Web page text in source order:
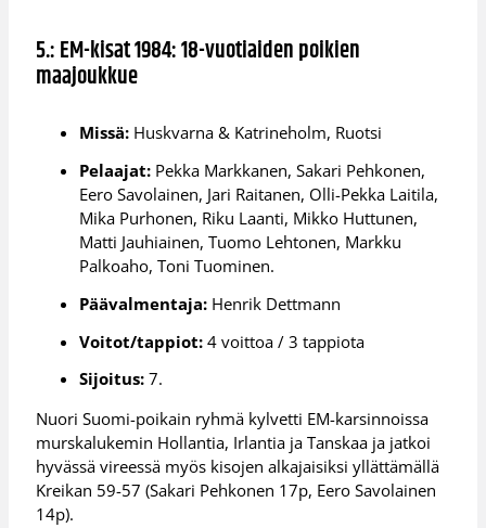
5.: EM-kisat 1984: 18-vuotiaiden poikien
maajoukkue
Missä: Huskvarna & Katrineholm, Ruotsi
Pelaajat: Pekka Markkanen, Sakari Pehkonen,
Eero Savolainen, Jari Raitanen, Olli-Pekka Laitila,
Mika Purhonen, Riku Laanti, Mikko Huttunen,
Matti Jauhiainen, Tuomo Lehtonen, Markku
Palkoaho, Toni Tuominen.
Päävalmentaja: Henrik Dettmann
Voitot/tappiot: 4 voittoa / 3 tappiota
Sijoitus: 7.
Nuori Suomi-poikain ryhmä kylvetti EM-karsinnoissa
murskalukemin Hollantia, Irlantia ja Tanskaa ja jatkoi
hyvässä vireessä myös kisojen alkajaisiksi yllättämällä
Kreikan 59-57 (Sakari Pehkonen 17p, Eero Savolainen
14p).